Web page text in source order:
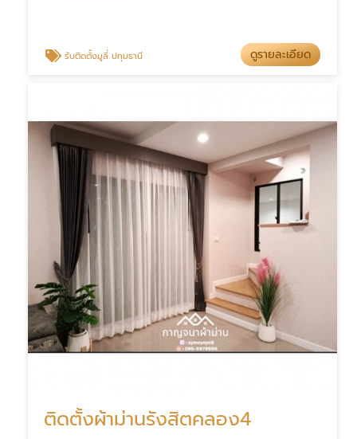
รับติดตั้งมูลี่ ปทุมธานี ดูรายละเอียด
ติดตั้งผ้าม่านรังสิตคลอง4